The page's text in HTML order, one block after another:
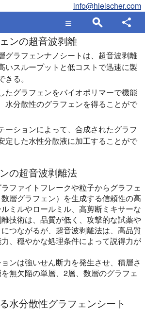
info@hielscher.com
ンの超音波剥離
グラフェンナノシートは、超音波剥離
いスループットと低コストで迅速に製
る。
たグラフェンをバイオポリマーで機能
水分散性のグラフェンを得ることがで
ーションによって、合成されたグラフ
定した水性分散液に加工することがで
の超音波剥離法
ファイトフレークや粒子からグラフェ
層グラフェン）を生成する信頼性の高
ミルやロールミル、高剪断ミキサーな
技術は、品質が低く、攻撃的な試薬や
つながるが、超音波剥離法は、高品質
、穏やかな処理条件によって説得力が
ンは強いせん断力を発生させ、積層さ
無欠陥の単層、2層、数層のグラフェ
水分散性グラフェンシート